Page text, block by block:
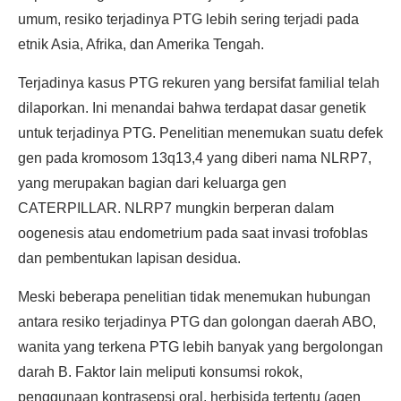
umum, resiko terjadinya PTG lebih sering terjadi pada
etnik Asia, Afrika, dan Amerika Tengah.
Terjadinya kasus PTG rekuren yang bersifat familial telah
dilaporkan. Ini menandai bahwa terdapat dasar genetik
untuk terjadinya PTG. Penelitian menemukan suatu defek
gen pada kromosom 13q13,4 yang diberi nama NLRP7,
yang merupakan bagian dari keluarga gen
CATERPILLAR. NLRP7 mungkin berperan dalam
oogenesis atau endometrium pada saat invasi trofoblas
dan pembentukan lapisan desidua.
Meski beberapa penelitian tidak menemukan hubungan
antara resiko terjadinya PTG dan golongan daerah ABO,
wanita yang terkena PTG lebih banyak yang bergolongan
darah B. Faktor lain meliputi konsumsi rokok,
penggunaan kontrasepsi oral, herbisida tertentu (agen